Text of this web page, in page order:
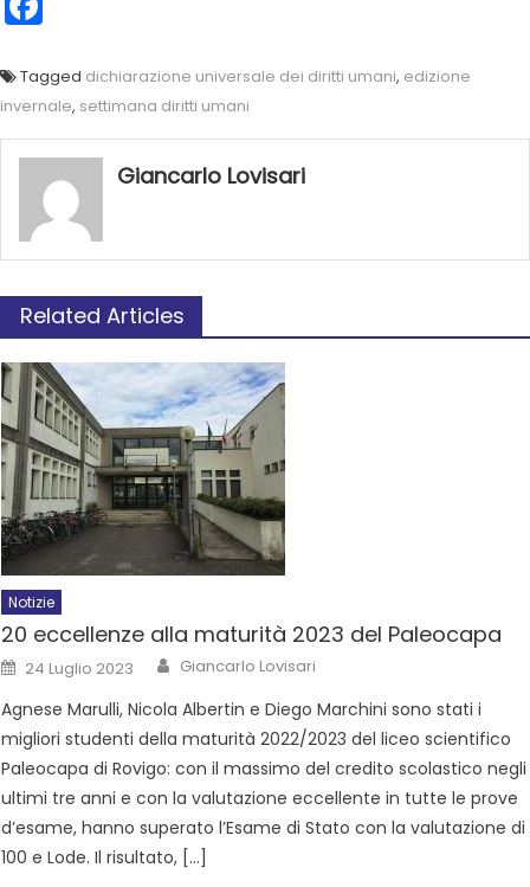
Tagged dichiarazione universale dei diritti umani, edizione
invernale, settimana diritti umani
Giancarlo Lovisari
Related Articles
Notizie
20 eccellenze alla maturità 2023 del Paleocapa
24 Luglio 2023 Giancarlo Lovisari
Agnese Marulli, Nicola Albertin e Diego Marchini sono stati i
migliori studenti della maturità 2022/2023 del liceo scientifico
Paleocapa di Rovigo: con il massimo del credito scolastico negli
ultimi tre anni e con la valutazione eccellente in tutte le prove
d’esame, hanno superato l’Esame di Stato con la valutazione di
100 e Lode. Il risultato, […]